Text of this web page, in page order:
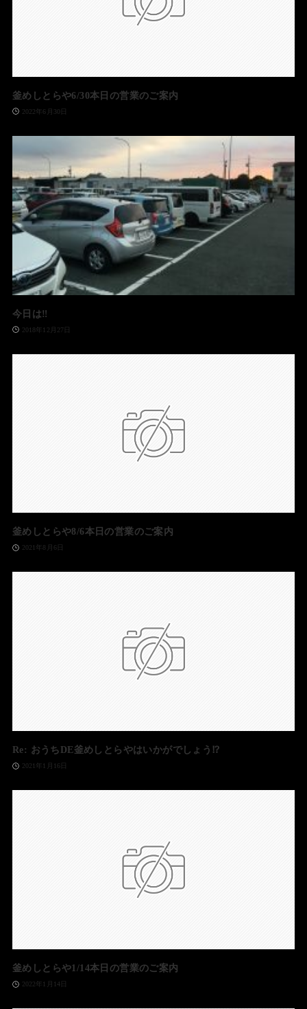
釜めしとらや6/30本日の営業のご案内
2022年6月30日
今日は‼️
2018年12月27日
釜めしとらや8/6本日の営業のご案内
2021年8月6日
Re: おうちDE釜めしとらやはいかがでしょう⁉️
2021年1月16日
釜めしとらや1/14本日の営業のご案内
2022年1月14日